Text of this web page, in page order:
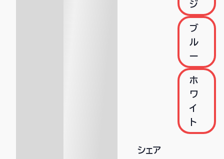
ジ
ブ
ル
ー
ホ
ワ
イ
ト
シェア